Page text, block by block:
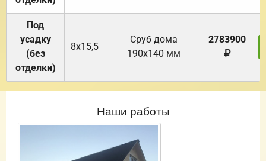
Под
усадку
(без
отделки)
8х15,5
Cруб дома
190х140 мм
2783900
Наши работы